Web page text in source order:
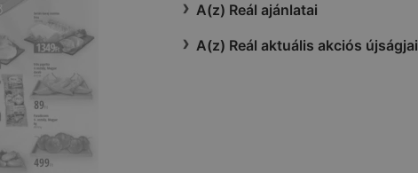
A(z) Reál ajánlatai
A(z) Reál aktuális akciós újságjai